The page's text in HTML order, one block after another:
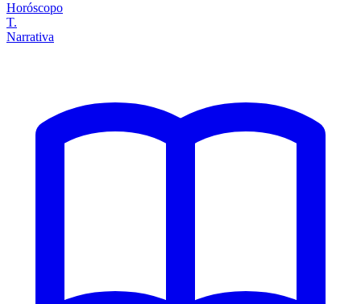
Horóscopo
T.
Narrativa